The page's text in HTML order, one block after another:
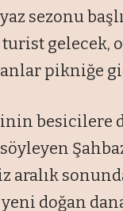
sezonu
gelecek,
pikniğe
besicilere
aralık
yeni doğan